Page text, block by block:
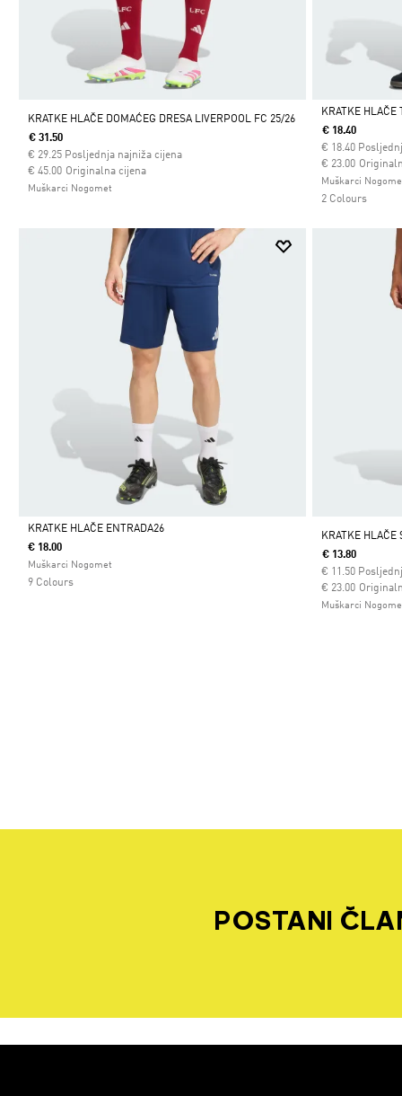
KRATKE HLAČE DOMAĆEG DRESA LIVERPOOL FC 25/26
€ 31.50
€ 29.25 Posljednja najniža cijena
Originalna cijena
Cijena umanjena od
€ 45.00za
Muškarci Nogomet
Da
KRATKE HLAČE
€ 18.40
€
18.40
Cijena umanjena
€ 23.00za
Muškarci
2 Colours
Da
KRATKE HLAČE ENTRADA26
€ 18.00
Muškarci Nogomet
9 Colours
KRATKE HLAČE
€ 13.80
€ 11.50
Cijena umanjena
€ 23.00za
Muškarci
POSTANI